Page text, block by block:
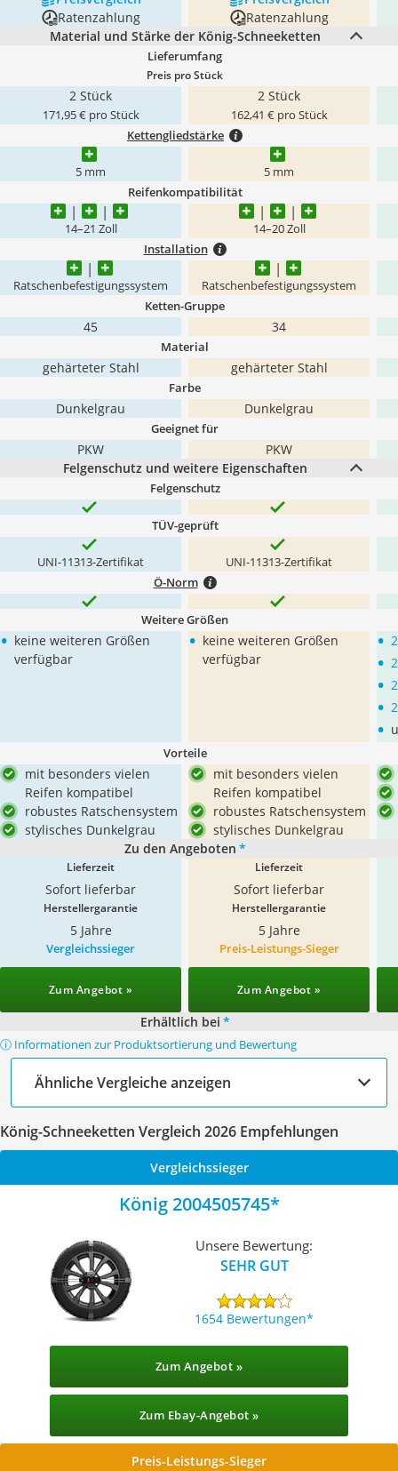
Ratenzahlung
Ratenzahlung
Material und Stärke der König-Schneeketten
Lieferumfang
Preis pro Stück
2 Stück
171,95 € pro Stück
2 Stück
162,41 € pro Stück
Kettengliedstärke
5 mm 5 mm
Reifenkompatibilität
14–21 Zoll 14–20 Zoll
Installation
Ratschenbefestigungssystem Ratschenbefestigungssystem
Ketten-Gruppe
45 34
Material
gehärteter Stahl gehärteter Stahl
Farbe
Dunkelgrau Dunkelgrau
Geeignet für
PKW
PKW
Felgenschutz und weitere Eigenschaften
Felgenschutz
TÜV-geprüft
UNI-11313-Zertifikat UNI-11313-Zertifikat
Ö-Norm
Weitere Größen
• keine weiteren Größen
verfügbar
• keine weiteren Größen
verfügbar
•
•
•
•
•
Vorteile
mit besonders vielen
Reifen kompatibel
robustes Ratschensystem
stylisches Dunkelgrau
mit besonders vielen
Reifen kompatibel
robustes Ratschensystem
stylisches Dunkelgrau
Zu den Angeboten *
Lieferzeit
Sofort lieferbar
Lieferzeit
Sofort lieferbar
Herstellergarantie
5 Jahre
Herstellergarantie
5 Jahre
Vergleichssieger
Zum Angebot »
Preis-Leistungs-Sieger
Zum Angebot »
Erhältlich bei *
ⓘ Informationen zur Produktsortierung und Bewertung
Ähnliche Vergleiche anzeigen
König-Schneeketten Vergleich 2026 Empfehlungen
Vergleichssieger
König 2004505745
Unsere Bewertung:
SEHR GUT
1654 Bewertungen
Zum Angebot »
Zum Ebay-Angebot »
Preis-Leistungs-Sieger